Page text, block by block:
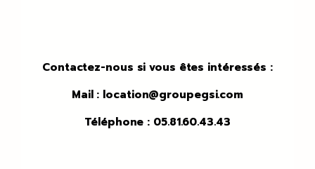
Contactez-nous si vous êtes intéressés :
Mail : location@groupegsi.com
Téléphone : 05.81.60.43.43